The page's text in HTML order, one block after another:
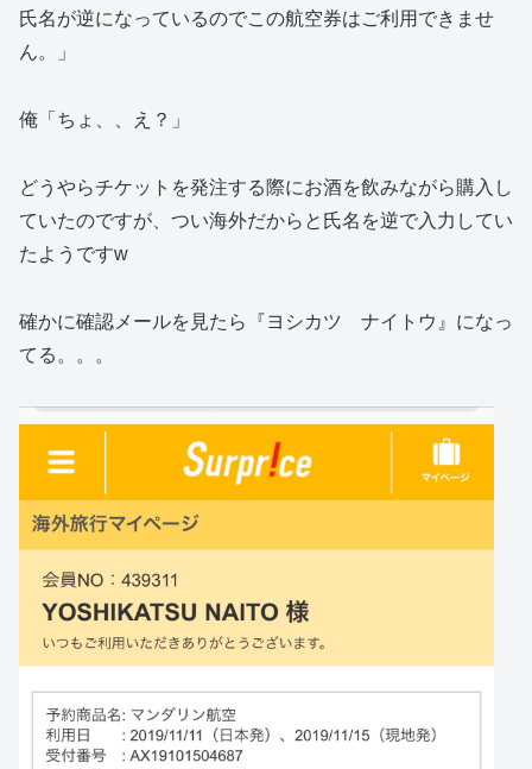
氏名が逆になっているのでこの航空券はご利用できませ
ん。」
俺「ちょ、、え？」
どうやらチケットを発注する際にお酒を飲みながら購入し
ていたのですが、つい海外だからと氏名を逆で入力してい
たようですw
確かに確認メールを見たら『ヨシカツ ナイトウ』になっ
てる。。。